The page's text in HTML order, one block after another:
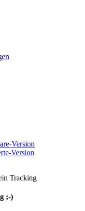
Version
Version
Tracking
;-)